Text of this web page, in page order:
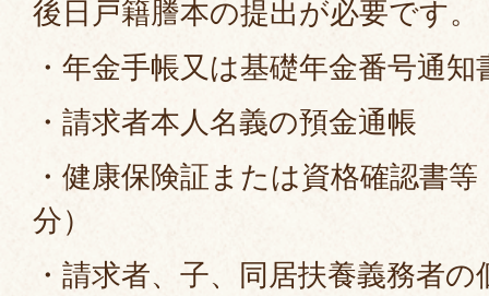
後日戸籍謄本の提出が必要です。
・年金手帳又は基礎年金番号通知
・請求者本人名義の預金通帳
・健康保険証または資格確認書
分）
・請求者、子、同居扶養義務者